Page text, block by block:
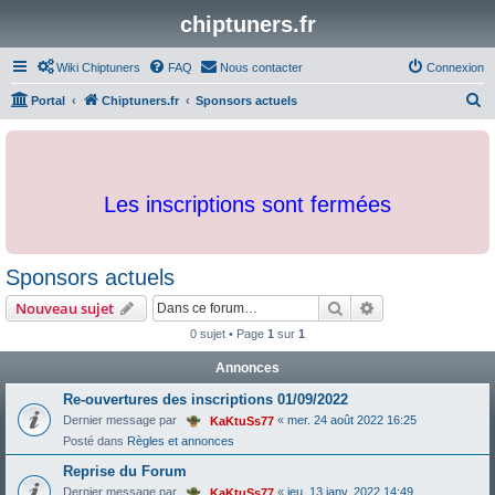
chiptuners.fr
Wiki Chiptuners FAQ Nous contacter Connexion
Portal Chiptuners.fr Sponsors actuels
c
Les inscriptions sont fermées
Sponsors actuels
Nouveau sujet Rechercher
0 sujet • Page 1 sur 1
Annonces
Re-ouvertures des inscriptions 01/09/2022
Dernier message par KaKtuSs77 « mer. 24 août 2022 16:25
Posté dans Règles et annonces
Reprise du Forum
Dernier message par « jeu. 13 janv. 2022 14:49